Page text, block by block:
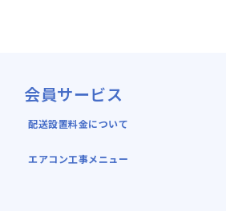
会員サービス
配送設置料金について
エアコン工事メニュー